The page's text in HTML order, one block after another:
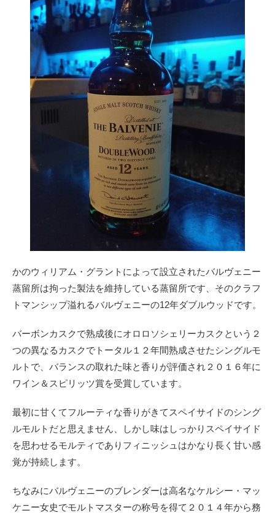
かのウィリアム・グラントによって設立されたバルヴェニー
蒸留所は拘った製法を維持している蒸留所です、そのクラフ
トマンシップ溢れるバルヴェニーの12年ダブルウッドです。
バーボンカスクで熟成後にオロロソシェリーカスクという２
つの異なるカスクでトータル１２年間熟成させたシングルモ
ルトで、バランスの取れた味と香りが評価され２０１６年に
ワイン＆スピリッツ賞を受賞しています。
最初に甘くてフルーティな香りがきてスペイサイドのシング
ルモルトだと思えません、しかし味はしっかりスペイサイド
を思わせるモルティでありフィニッシュはかなり長く甘い感
覚が持続します。
ちなみにバルヴェニーのブレンダーは高名なケルシー・マッ
ケニー女史でモルトマスターの称号を得て２０１４年から務